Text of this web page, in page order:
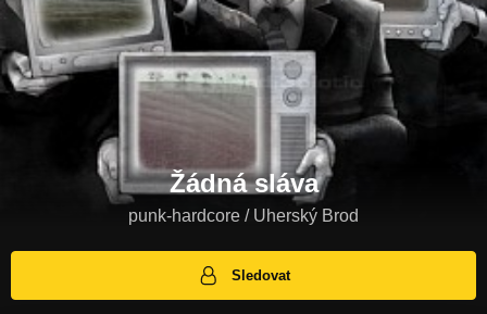
Žádná sláva
punk-hardcore / Uherský Brod
Sledovat